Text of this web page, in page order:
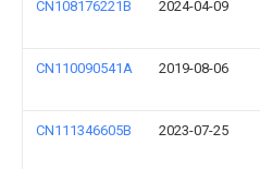
CN108176221B 2024-04-09
CN110090541A 2019-08-06
CN111346605B 2023-07-25